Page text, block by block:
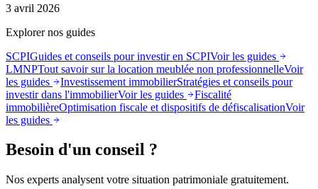
3 avril 2026
Explorer nos guides
SCPIGuides et conseils pour investir en SCPIVoir les guides
LMNPTout savoir sur la location meublée non professionnelleVoir
les guides
Investissement immobilierStratégies et conseils pour
investir dans l'immobilierVoir les guides
Fiscalité
immobilièreOptimisation fiscale et dispositifs de défiscalisationVoir
les guides
Besoin d'un conseil ?
Nos experts analysent votre situation patrimoniale gratuitement.